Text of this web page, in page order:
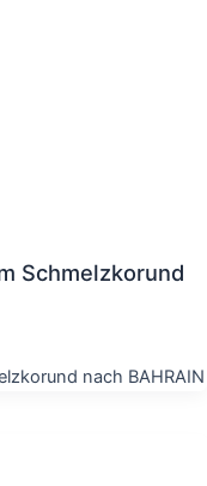
Schmelzkorund
nach BAHRAIN